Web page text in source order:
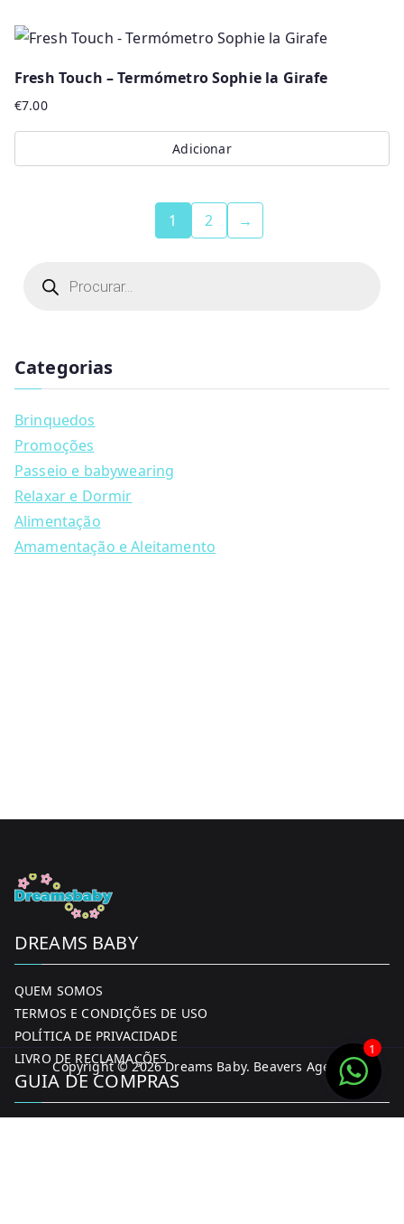
Fresh Touch – Termómetro Sophie la Girafe
€7.00
Adicionar
1 2 →
s
s
a
r
c
h
Categorias
Brinquedos
Promoções
Passeio e babywearing
Relaxar e Dormir
Alimentação
Amamentação e Aleitamento
DREAMS BABY
QUEM SOMOS
TERMOS E CONDIÇÕES DE USO
POLÍTICA DE PRIVACIDADE
LIVRO DE RECLAMAÇÕES
GUIA DE COMPRAS
Copyright © 2026Dreams Baby. Beavers Agency
1